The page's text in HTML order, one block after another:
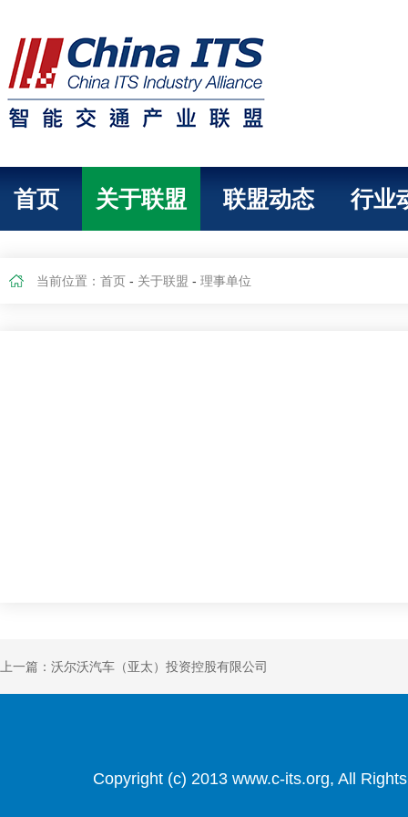
首页 关于联盟 联盟动态 行业
当前位置： 首页 - 关于联盟 - 理事单位
上一篇：沃尔沃汽车（亚太）投资控股有限公司
Copyright (c) 2013 www.c-its.org, All